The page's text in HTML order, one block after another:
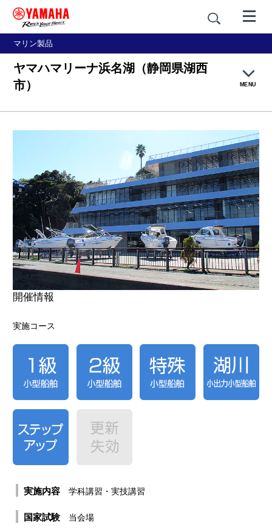
マリン製品
ヤマハマリーナ浜名湖（静岡県湖西
市）
MENU
ヤマハボート免許教室について
講習内容
会場紹介
お申込み方法
体験レポート
合格者の声
開催情報
実施コース
実施内容 学科講習・実技講習
国家試験当会場